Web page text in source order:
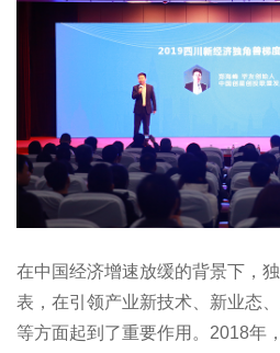
在中国经济增速放缓的背景下，
表，在引领产业新技术、新业态
等方面起到了重要作用。2018年